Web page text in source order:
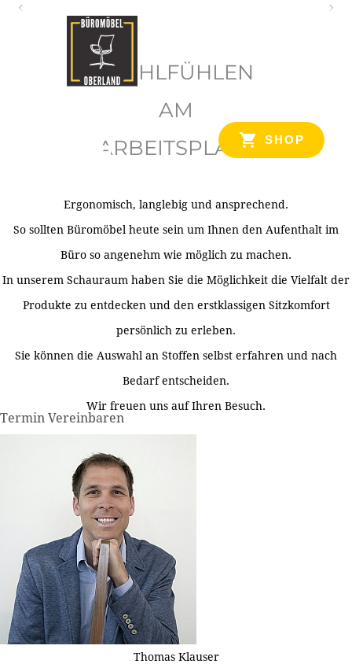
SHOP
WOHLFÜHLEN
AM
ARBEITSPLATZ
Ergonomisch, langlebig und ansprechend.
So sollten Büromöbel heute sein um Ihnen den Aufenthalt im
Büro so angenehm wie möglich zu machen.
In unserem Schauraum haben Sie die Möglichkeit die Vielfalt der
Produkte zu entdecken und den erstklassigen Sitzkomfort
persönlich zu erleben.
Sie können die Auswahl an Stoffen selbst erfahren und nach
Bedarf entscheiden.
Wir freuen uns auf Ihren Besuch.
Termin Vereinbaren
Thomas Klauser